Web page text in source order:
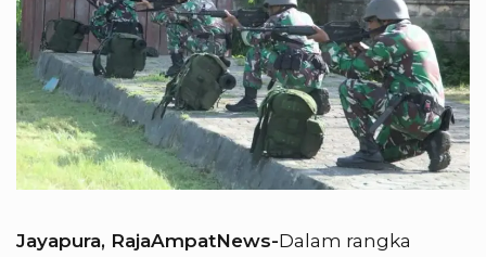
Jayapura, RajaAmpatNews-Dalam rangka